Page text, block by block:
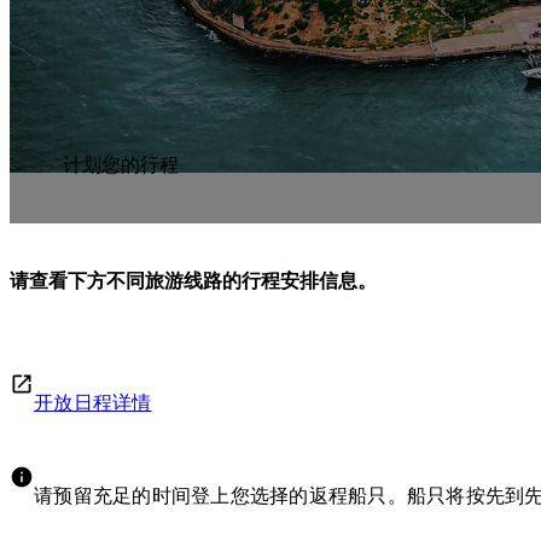
计划您的行程
请查看下方不同旅游线路的行程安排信息。
开放日程详情
请预留充足的时间登上您选择的返程船只。船只将按先到